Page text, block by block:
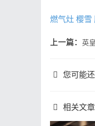
燃气灶 樱雪
上一篇： 英
您可能
相关文章